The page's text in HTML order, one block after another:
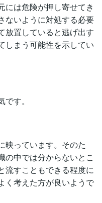
には危険が押し寄せてき
ないように対処する必要
放置していると逃げ出す
しまう可能性を示してい
す。
映っています。そのた
の中では分からないとこ
流すこともできる程度に
く考えた方が良いようで